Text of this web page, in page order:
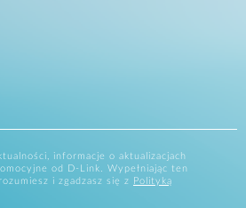
informacje o aktualizacjach
od D-Link. Wypełniając ten
i zgadzasz się z
Polityką